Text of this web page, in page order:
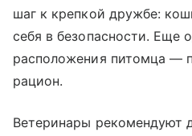
шаг к крепкой дружбе:
себя в безопасности. Еще
расположения питомца —
рацион.
Ветеринары рекомендуют